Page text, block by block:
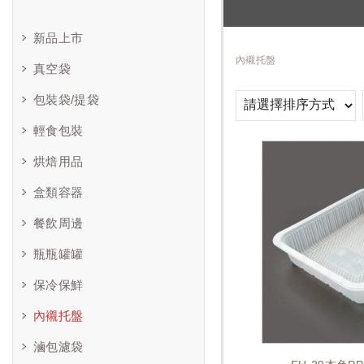
新品上市
真空袋
包裝袋/提袋
輕食包裝
烘焙用品
盒類容器
餐飲周邊
瓶瓶罐罐
保冷保鮮
內襯托盤
滷包濾袋
內襯托盤